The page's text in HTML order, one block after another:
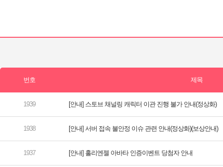
[안내] 스토브 채널링 캐릭터 이관 진행 불가 안내(정상화)
[안내] 서버 접속 불안정 이슈 관련 안내(정상화)(보상안내)
[안내] 홀리엔젤 아바타 인증이벤트 당첨자 안내